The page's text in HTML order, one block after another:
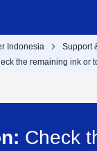
Indonesia
Support
the remaining ink or
Check